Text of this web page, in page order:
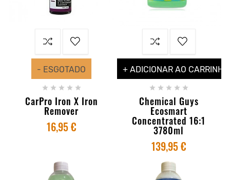
- ESGOTADO
    
CarPro Iron X Iron
Remover
16,95 €
+ ADICIONAR AO CARRINHO
    
Chemical Guys
Ecosmart
Concentrated 16:1
3780ml
139,95 €